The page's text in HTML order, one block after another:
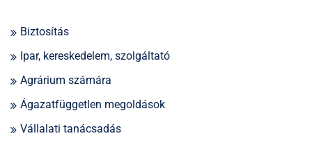
Biztosítás
Ipar, kereskedelem, szolgáltató
Agrárium számára
Ágazatfüggetlen megoldások
Vállalati tanácsadás